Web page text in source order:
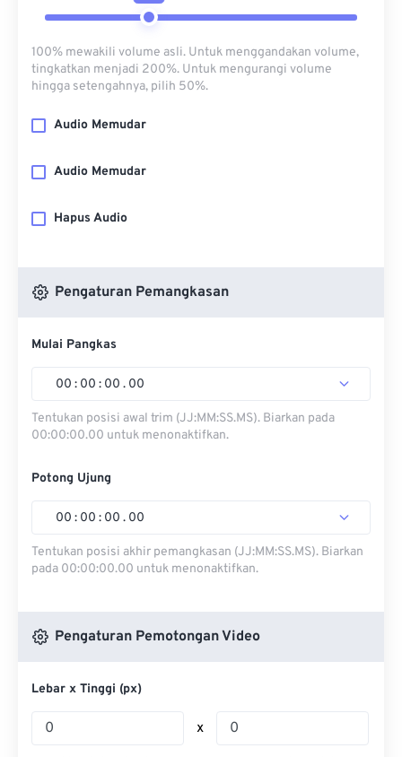
100% mewakili volume asli. Untuk menggandakan volume,
tingkatkan menjadi 200%. Untuk mengurangi volume
hingga setengahnya, pilih 50%.
Audio Memudar
Audio Memudar
Hapus Audio
Pengaturan Pemangkasan
Mulai Pangkas
00 : 00 : 00 . 00
Tentukan posisi awal trim (JJ:MM:SS.MS). Biarkan pada
00:00:00.00 untuk menonaktifkan.
Potong Ujung
00 : 00 : 00 . 00
Tentukan posisi akhir pemangkasan (JJ:MM:SS.MS). Biarkan
pada 00:00:00.00 untuk menonaktifkan.
Pengaturan Pemotongan Video
Lebar x Tinggi (px)
x